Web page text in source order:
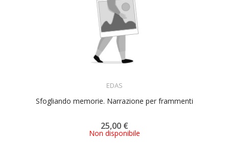
EDAS
Sfogliando memorie. Narrazione per frammenti
25,00 €
Non disponibile